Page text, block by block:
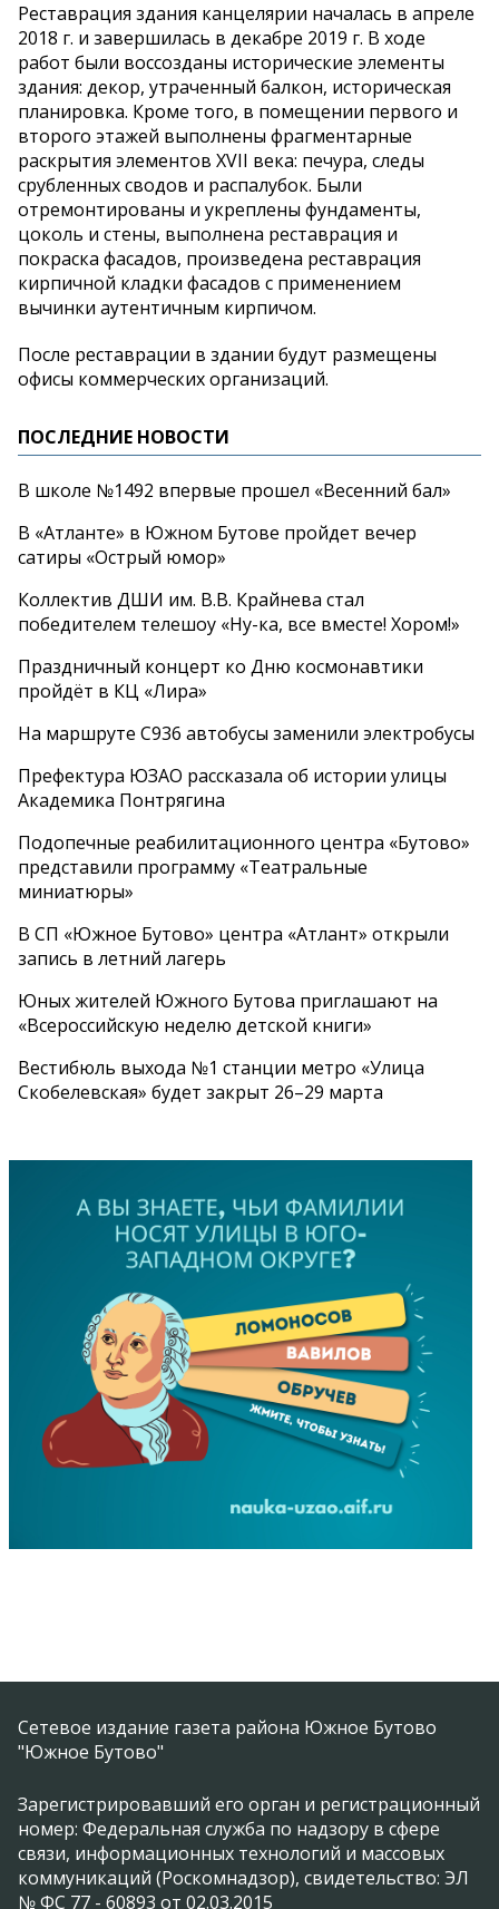
Реставрация здания канцелярии началась в апреле
2018 г. и завершилась в декабре 2019 г. В ходе
работ были воссозданы исторические элементы
здания: декор, утраченный балкон, историческая
планировка. Кроме того, в помещении первого и
второго этажей выполнены фрагментарные
раскрытия элементов XVII века: печура, следы
срубленных сводов и распалубок. Были
отремонтированы и укреплены фундаменты,
цоколь и стены, выполнена реставрация и
покраска фасадов, произведена реставрация
кирпичной кладки фасадов с применением
вычинки аутентичным кирпичом.
После реставрации в здании будут размещены
офисы коммерческих организаций.
ПОСЛЕДНИЕ НОВОСТИ
В школе №1492 впервые прошел «Весенний бал»
В «Атланте» в Южном Бутове пройдет вечер
сатиры «Острый юмор»
Коллектив ДШИ им. В.В. Крайнева стал
победителем телешоу «Ну-ка, все вместе! Хором!»
Праздничный концерт ко Дню космонавтики
пройдёт в КЦ «Лира»
На маршруте С936 автобусы заменили электробусы
Префектура ЮЗАО рассказала об истории улицы
Академика Понтрягина
Подопечные реабилитационного центра «Бутово»
представили программу «Театральные
миниатюры»
В СП «Южное Бутово» центра «Атлант» открыли
запись в летний лагерь
Юных жителей Южного Бутова приглашают на
«Всероссийскую неделю детской книги»
Вестибюль выхода №1 станции метро «Улица
Скобелевская» будет закрыт 26–29 марта
Сетевое издание газета района Южное Бутово
"Южное Бутово"
Зарегистрировавший его орган и регистрационный
номер: Федеральная служба по надзору в сфере
связи, информационных технологий и массовых
коммуникаций (Роскомнадзор), свидетельство: ЭЛ
№ ФС 77 - 60893 от 02.03.2015